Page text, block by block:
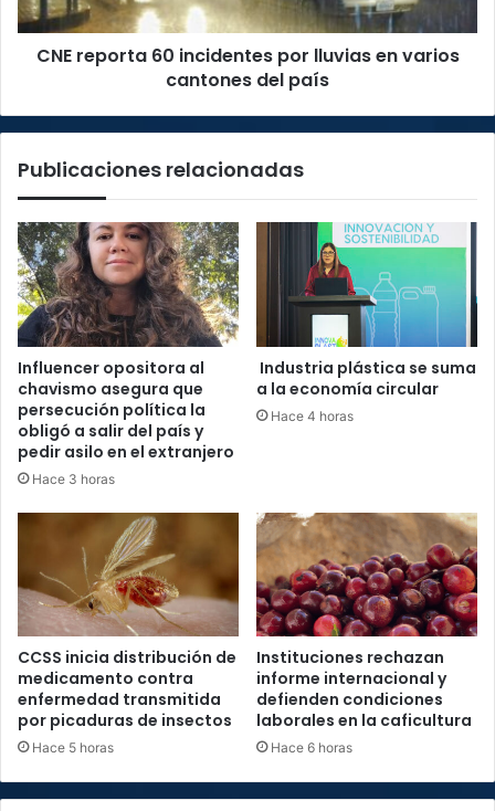
varios
cantones
CNE reporta 60 incidentes por lluvias en varios
cantones del país
Publicaciones relacionadas
Influencer opositora al
chavismo asegura que
persecución política la
obligó a salir del país y
pedir asilo en el extranjero
Hace 3 horas
Industria plástica se suma
a la economía circular
Hace 4 horas
CCSS inicia distribución de
medicamento contra
enfermedad transmitida
por picaduras de insectos
Hace 5 horas
Instituciones rechazan
informe internacional y
defienden condiciones
laborales en la caficultura
Hace 6 horas